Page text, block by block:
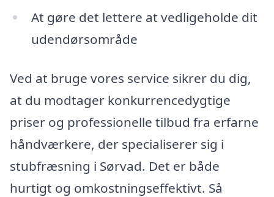
At gøre det lettere at vedligeholde dit
udendørsområde
Ved at bruge vores service sikrer du dig,
at du modtager konkurrencedygtige
priser og professionelle tilbud fra erfarne
håndværkere, der specialiserer sig i
stubfræsning i Sørvad. Det er både
hurtigt og omkostningseffektivt. Så